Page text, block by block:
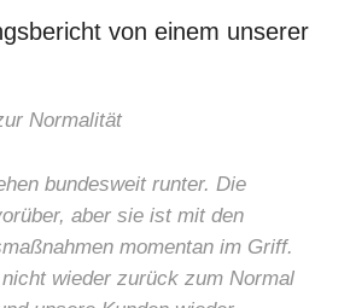
von einem unserer
Normalität
bundesweit runter. Die
aber sie ist mit den
momentan im Griff.
wieder zurück zum Normal